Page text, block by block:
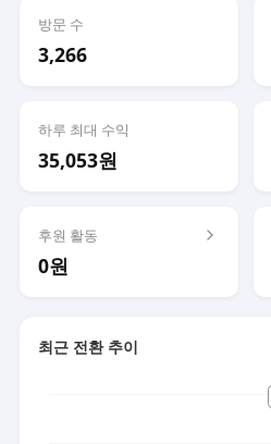
방문 수
3,266
하루 최대 수익
35,053원
후원 활동
0원
최근 전환 추이